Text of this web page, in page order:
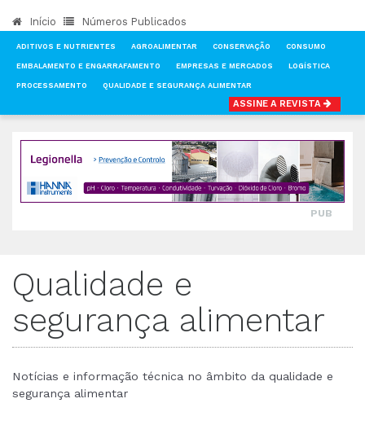
Início Números Publicados
ADITIVOS E NUTRIENTES AGROALIMENTAR CONSERVAÇÃO CONSUMO
EMBALAMENTO E ENGARRAFAMENTO EMPRESAS E MERCADOS LOGÍSTICA
PROCESSAMENTO QUALIDADE E SEGURANÇA ALIMENTAR
ASSINE A REVISTA
QUALIDADE E SEGURANÇA ALIMENTAR
PUB
Qualidade e
segurança alimentar
Notícias e informação técnica no âmbito da qualidade e
segurança alimentar